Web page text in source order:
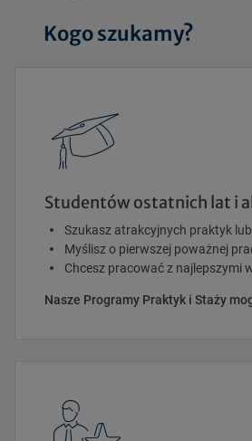
Kogo szukamy?
Studentów ostatnich lat i
Szukasz atrakcyjnych praktyk
Myślisz o pierwszej poważnej
Chcesz pracować z najlepszymi
Nasze Programy Praktyk i Staży